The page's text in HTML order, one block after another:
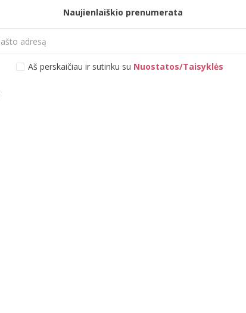
Naujienlaiškio prenumerata
Aš perskaičiau ir sutinku su Nuostatos/Taisyklės